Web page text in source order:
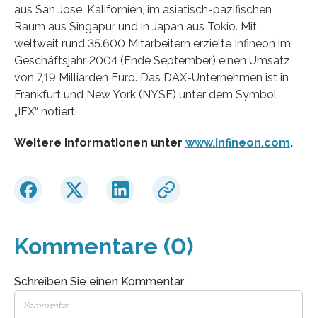
aus San Jose, Kalifornien, im asiatisch-pazifischen
Raum aus Singapur und in Japan aus Tokio. Mit
weltweit rund 35.600 Mitarbeitern erzielte Infineon im
Geschäftsjahr 2004 (Ende September) einen Umsatz
von 7,19 Milliarden Euro. Das DAX-Unternehmen ist in
Frankfurt und New York (NYSE) unter dem Symbol
„IFX“ notiert.
Weitere Informationen unter www.infineon.com.
Kommentare (0)
Schreiben Sie einen Kommentar